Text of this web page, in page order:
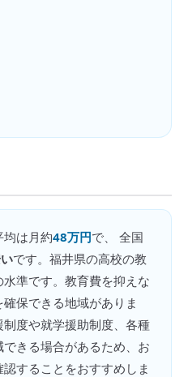
均は月約48万円で、 全国
です。 福井県の高校の教
準です。教育費を抑えな
保できる地域がありま
度や就学援助制度、各種
きる場合があるため、お
することをおすすめしま